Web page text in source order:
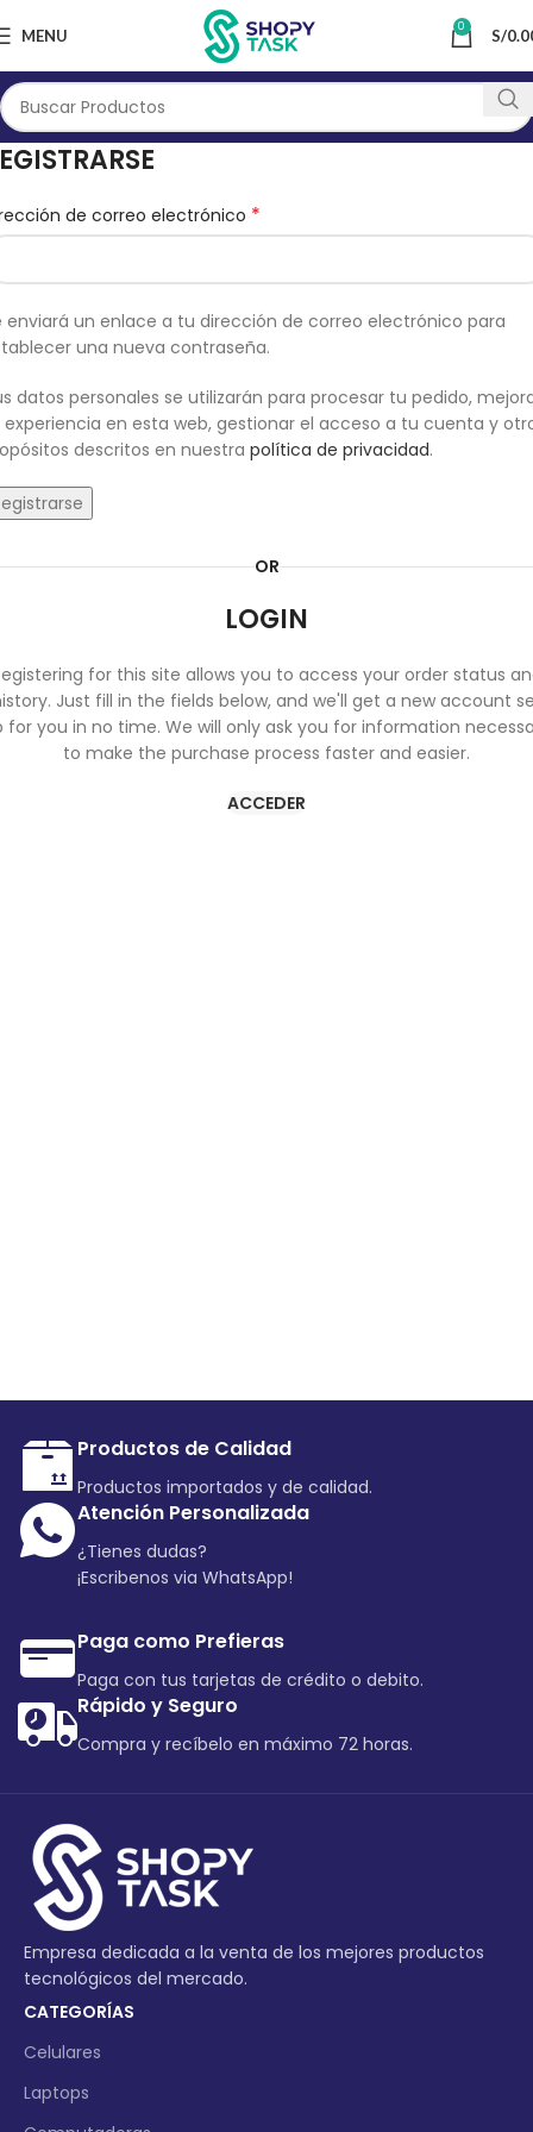
MENU 0 S/
de correo electrónico *
enviará un enlace a tu dirección de correo electrónico para
una nueva contraseña.
datos personales se utilizarán para procesar tu pedido,
en esta web, gestionar el acceso a tu cuenta y
descritos en nuestra política de privacidad.
OR
LOGIN
for this site allows you to access your order status
Just fill in the fields below, and we'll get a new account
for you in no time. We will only ask you for information
to make the purchase process faster and easier.
ACCEDER
Productos de Calidad
Productos importados y de calidad.
Atención Personalizada
¿Tienes dudas?
¡Escribenos via WhatsApp!
Paga como Prefieras
Paga con tus tarjetas de crédito o debito.
Rápido y Seguro
Compra y recíbelo en máximo 72 horas.
Empresa dedicada a la venta de los mejores productos
tecnológicos del mercado.
CATEGORÍAS
Celulares
Laptops